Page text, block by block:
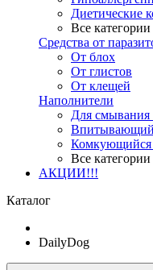
Диетические
Все
Средства от
От блох
От глистов
От клещей
Наполнители
Для смывания
Впитывающий
Комкующийся
Все
АКЦИИ!!!
Каталог
DailyDog